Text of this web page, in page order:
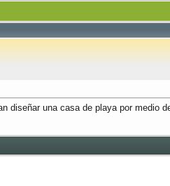
diseñar una casa de playa por medio